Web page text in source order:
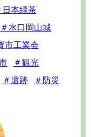
日本緑茶
＃水口岡山城
市工業会
＃観光
＃遺跡
＃防災